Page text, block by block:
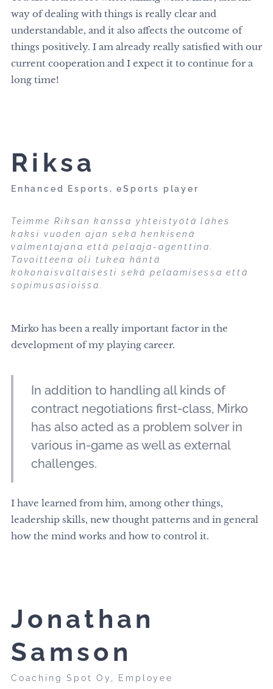
way of dealing with things is really clear and
understandable, and it also affects the outcome of
things positively. I am already really satisfied with our
current cooperation and I expect it to continue for a
long time!
Riksa
Enhanced Esports, eSports player
Teimme Riksan kanssa yhteistyötä lähes
kaksi vuoden ajan sekä henkisenä
valmentajana että pelaaja-agenttina.
Tavoitteena oli tukea häntä
kokonaisvaltaisesti sekä pelaamisessa että
sopimusasioissa.
Mirko has been a really important factor in the
development of my playing career.
In addition to handling all kinds of
contract negotiations first-class, Mirko
has also acted as a problem solver in
various in-game as well as external
challenges.
I have learned from him, among other things,
leadership skills, new thought patterns and in general
how the mind works and how to control it.
Jonathan
Samson
Coaching Spot Oy, Employee